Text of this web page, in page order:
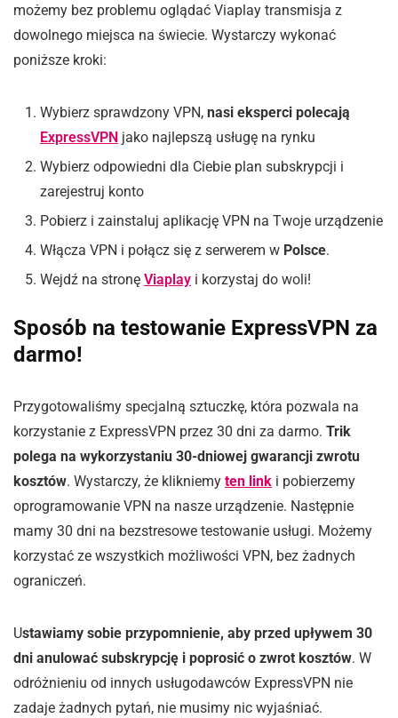
możemy bez problemu oglądać Viaplay transmisja z
dowolnego miejsca na świecie. Wystarczy wykonać
poniższe kroki:
Wybierz sprawdzony VPN, nasi eksperci polecają
ExpressVPN jako najlepszą usługę na rynku
Wybierz odpowiedni dla Ciebie plan subskrypcji i
zarejestruj konto
Pobierz i zainstaluj aplikację VPN na Twoje urządzenie
Włącza VPN i połącz się z serwerem w Polsce.
Wejdź na stronę Viaplay i korzystaj do woli!
Sposób na testowanie ExpressVPN za
darmo!
Przygotowaliśmy specjalną sztuczkę, która pozwala na
korzystanie z ExpressVPN przez 30 dni za darmo. Trik
polega na wykorzystaniu 30-dniowej gwarancji zwrotu
kosztów. Wystarczy, że klikniemy ten link i pobierzemy
oprogramowanie VPN na nasze urządzenie. Następnie
mamy 30 dni na bezstresowe testowanie usługi. Możemy
korzystać ze wszystkich możliwości VPN, bez żadnych
ograniczeń.
Ustawiamy sobie przypomnienie, aby przed upływem 30
dni anulować subskrypcję i poprosić o zwrot kosztów. W
odróżnieniu od innych usługodawców ExpressVPN nie
zadaje żadnych pytań, nie musimy nic wyjaśniać.